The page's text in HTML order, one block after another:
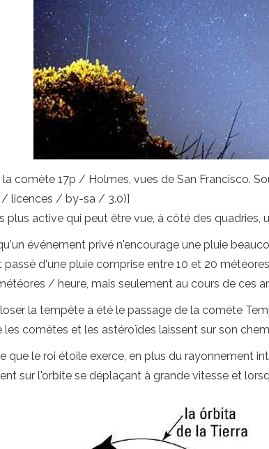
la comète 17p / Holmes, vues de San Francisco.
licences / by-sa / 3.0)]
plus active qui peut être vue, à côté des quadries,
événement privé n'encourage une pluie
passé d'une pluie comprise entre 10 et 20
/ heure, mais seulement au cours de ces
la tempête a été le passage de la comète
les comètes et les astéroïdes laissent sur son
que le roi étoile exerce, en plus du rayonnement
sur l'orbite se déplaçant à grande vitesse et